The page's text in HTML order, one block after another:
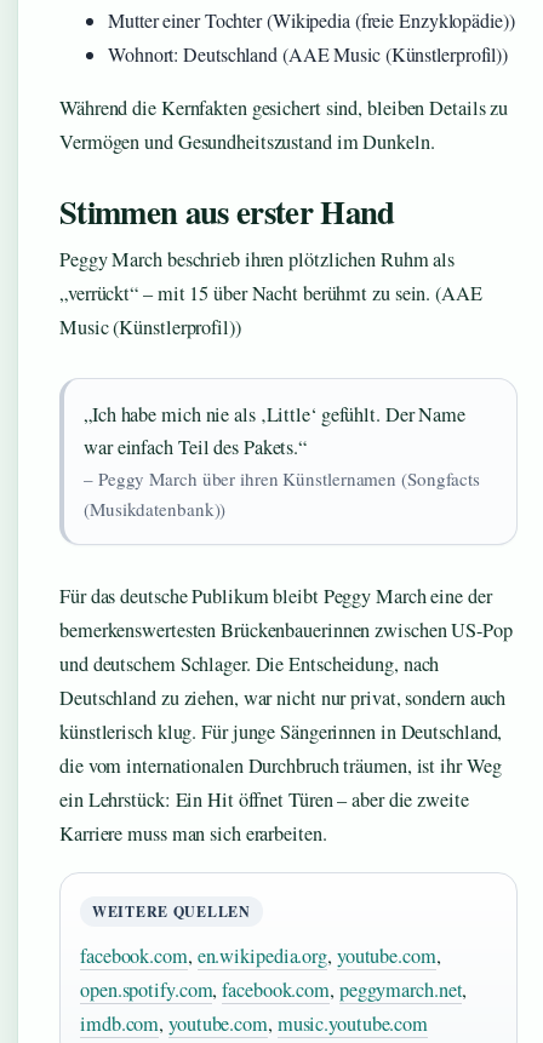
Mutter einer Tochter (Wikipedia (freie Enzyklopädie))
Wohnort: Deutschland (AAE Music (Künstlerprofil))
Während die Kernfakten gesichert sind, bleiben Details zu
Vermögen und Gesundheitszustand im Dunkeln.
Stimmen aus erster Hand
Peggy March beschrieb ihren plötzlichen Ruhm als
„verrückt“ – mit 15 über Nacht berühmt zu sein. (AAE
Music (Künstlerprofil))
„Ich habe mich nie als ‚Little‘ gefühlt. Der Name
war einfach Teil des Pakets.“
– Peggy March über ihren Künstlernamen (Songfacts
(Musikdatenbank))
Für das deutsche Publikum bleibt Peggy March eine der
bemerkenswertesten Brückenbauerinnen zwischen US-Pop
und deutschem Schlager. Die Entscheidung, nach
Deutschland zu ziehen, war nicht nur privat, sondern auch
künstlerisch klug. Für junge Sängerinnen in Deutschland,
die vom internationalen Durchbruch träumen, ist ihr Weg
ein Lehrstück: Ein Hit öffnet Türen – aber die zweite
Karriere muss man sich erarbeiten.
WEITERE QUELLEN
facebook.com, en.wikipedia.org, youtube.com,
open.spotify.com,facebook.com, peggymarch.net,
imdb.com,youtube.com, music.youtube.com